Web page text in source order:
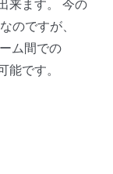
来ます。 今の
のですが、
ム間での
能です。